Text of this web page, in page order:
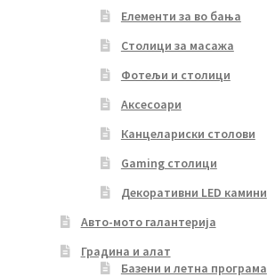
Елементи за во бања
Столици за масажа
Фотељи и столици
Аксесоари
Канцелариски столови
Gaming столици
Декоративни LED камини
Авто-мото галантерија
Градина и алат
Базени и летна програма